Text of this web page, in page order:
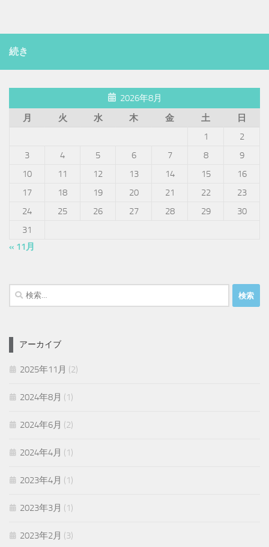
続き
2026年8月
月
火 水 木 金 土
日
1
2
3
4 5 6 7 8
9
10
11 12 13 14 15
16
17
18 19 20 21 22
23
24
25 26 27 28 29
30
31
« 11月
検
索:
アーカイブ
2025年11月 (2)
2024年8月 (1)
2024年6月 (2)
2024年4月 (1)
2023年4月 (1)
2023年3月 (1)
2023年2月 (3)